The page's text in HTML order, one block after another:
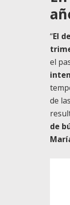
“El
el
de
de